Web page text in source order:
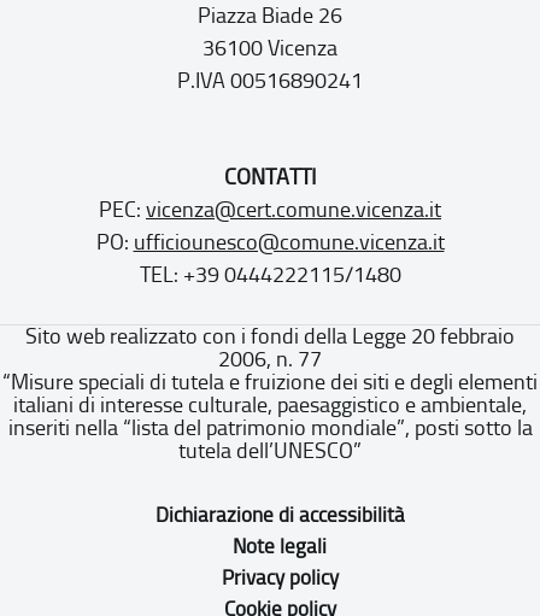
Piazza Biade 26
36100 Vicenza
P.IVA 00516890241
CONTATTI
PEC: vicenza@cert.comune.vicenza.it
PO: ufficiounesco@comune.vicenza.it
TEL: +39 0444222115/1480
Sito web realizzato con i fondi della Legge 20 febbraio
2006, n. 77
“Misure speciali di tutela e fruizione dei siti e degli elementi
italiani di interesse culturale, paesaggistico e ambientale,
inseriti nella “lista del patrimonio mondiale”, posti sotto la
tutela dell’UNESCO”
Dichiarazione di accessibilità
Note legali
Privacy policy
Cookie policy